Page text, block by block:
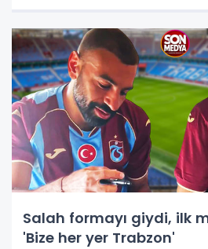
Salah formayı giydi, ilk
'Bize her yer Trabzon'